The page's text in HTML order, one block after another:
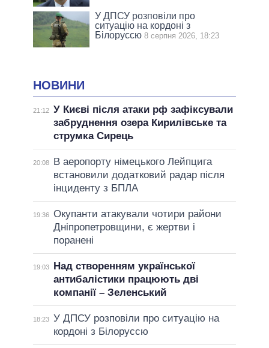
У ДПСУ розповіли про
ситуацію на кордоні з
Білоруссю 8 серпня 2026, 18:23
НОВИНИ
21:12 У Києві після атаки рф зафіксували
забруднення озера Кирилівське та
струмка Сирець
20:08
В аеропорту німецького Лейпцига
встановили додатковий радар після
інциденту з БПЛА
19:36 Окупанти атакували чотири райони
Дніпропетровщини, є жертви і
поранені
19:03
Над створенням української
антибалістики працюють дві
компанії – Зеленський
18:23 У ДПСУ розповіли про ситуацію на
кордоні з Білоруссю